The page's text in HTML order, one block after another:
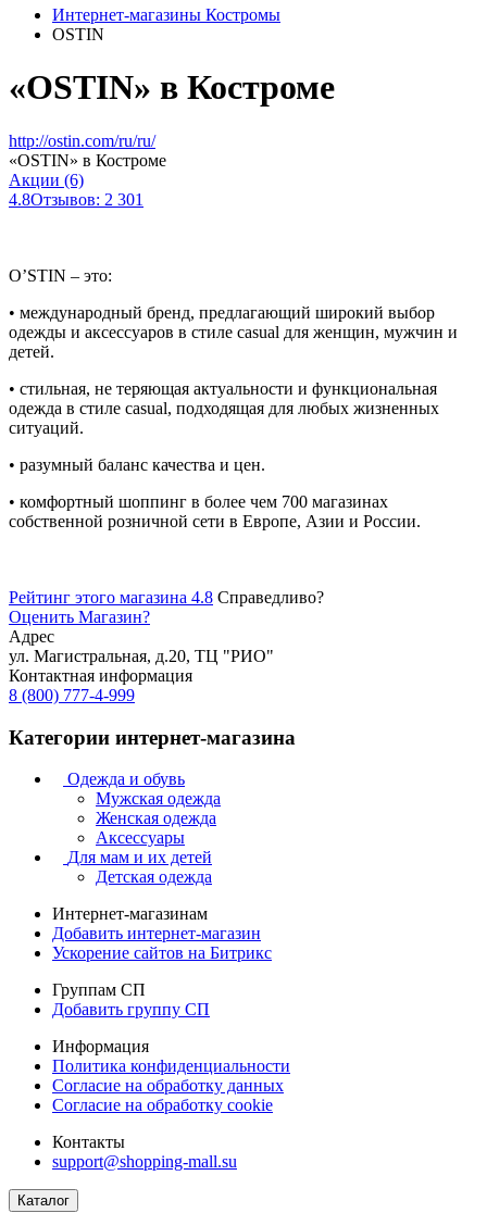
Интернет-магазины Костромы
OSTIN
«OSTIN» в Костроме
http://ostin.com/ru/ru/
«OSTIN» в Костроме
Акции (6)
4.8Отзывов: 2 301
O’STIN – это:
• международный бренд, предлагающий широкий выбор
одежды и аксессуаров в стиле casual для женщин, мужчин и
детей.
• стильная, не теряющая актуальности и функциональная
одежда в стиле casual, подходящая для любых жизненных
ситуаций.
• разумный баланс качества и цен.
• комфортный шоппинг в более чем 700 магазинах
собственной розничной сети в Европе, Азии и России.
Рейтинг этого магазина 4.8 Справедливо?
Оценить Магазин?
Адрес
ул. Магистральная, д.20, ТЦ "РИО"
Контактная информация
8 (800) 777-4-999
Категории интернет-магазина
Одежда и обувь
Мужская одежда
Женская одежда
Аксессуары
Для мам и их детей
Детская одежда
Интернет-магазинам
Добавить интернет-магазин
Ускорение сайтов на Битрикс
Группам СП
Добавить группу СП
Информация
Политика конфиденциальности
Согласие на обработку данных
Согласие на обработку cookie
Контакты
support@shopping-mall.su
Каталог